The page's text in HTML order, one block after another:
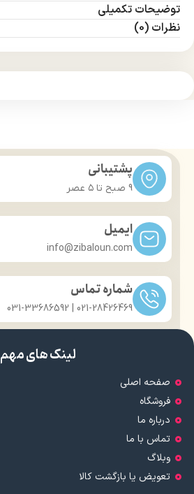
توضیحات تکمیلی
نظرات (0)
پشتیبانی
9 صبح تا ۵ عصر
ایمیل
info@zibaloun.com
شماره تماس
021-28426469 | 031-33686592
لینک های مهم
صفحه اصلی
فروشگاه
درباره ما
تماس با ما
وبلاگ
تعویض یا بازگشت کالا